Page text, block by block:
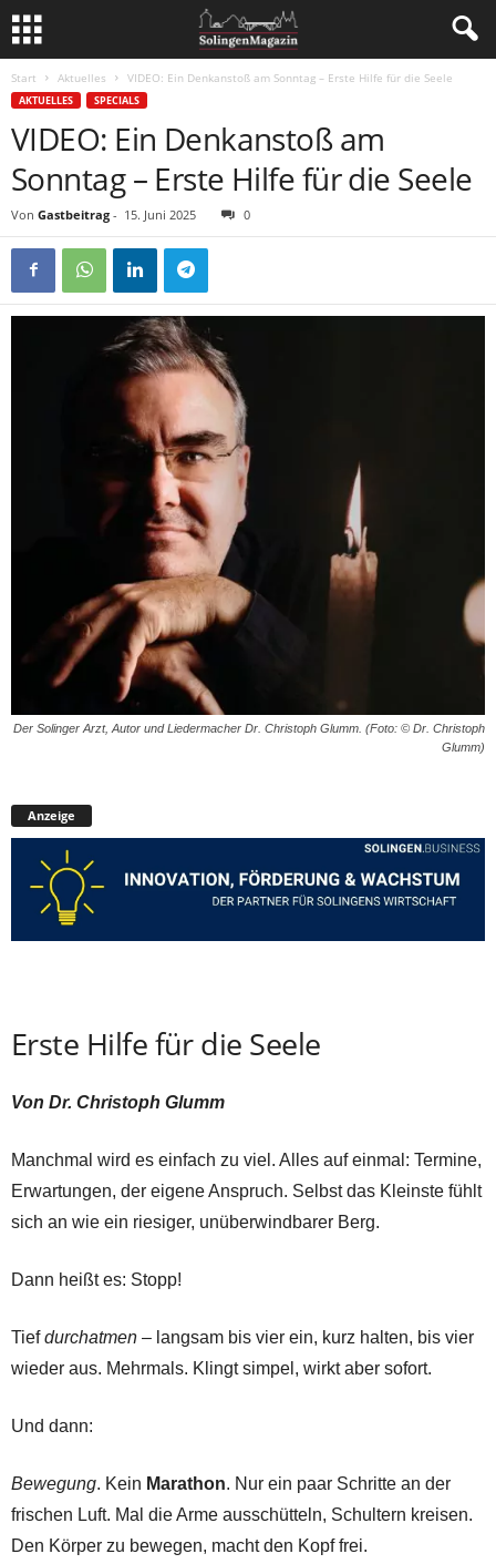
Start Aktuelles VIDEO: Ein Denkanstoß am Sonntag – Erste Hilfe für die Seele
AKTUELLES SPECIALS
VIDEO: Ein Denkanstoß am
Sonntag – Erste Hilfe für die Seele
Von Gastbeitrag - 15. Juni 2025 0
Der Solinger Arzt, Autor und Liedermacher Dr. Christoph Glumm. (Foto: © Dr. Christoph
Glumm)
Anzeige
Erste Hilfe für die Seele
Von Dr. Christoph Glumm
Manchmal wird es einfach zu viel. Alles auf einmal: Termine,
Erwartungen, der eigene Anspruch. Selbst das Kleinste fühlt
sich an wie ein riesiger, unüberwindbarer Berg.
Dann heißt es: Stopp!
Tiefdurchatmen – langsam bis vier ein, kurz halten, bis vier
wieder aus. Mehrmals. Klingt simpel, wirkt aber sofort.
Und dann:
Bewegung. Kein Marathon. Nur ein paar Schritte an der
frischen Luft. Mal die Arme ausschütteln, Schultern kreisen.
Den Körper zu bewegen, macht den Kopf frei.